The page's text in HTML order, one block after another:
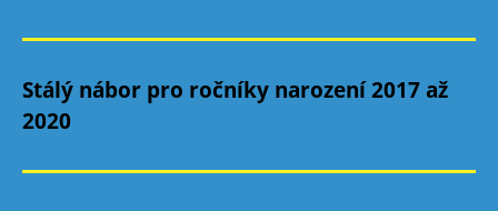
Stálý nábor pro ročníky narození 2017 až
2020